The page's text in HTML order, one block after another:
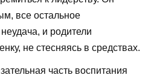
все остальное
и родители
не стесняясь в средствах.
часть воспитания